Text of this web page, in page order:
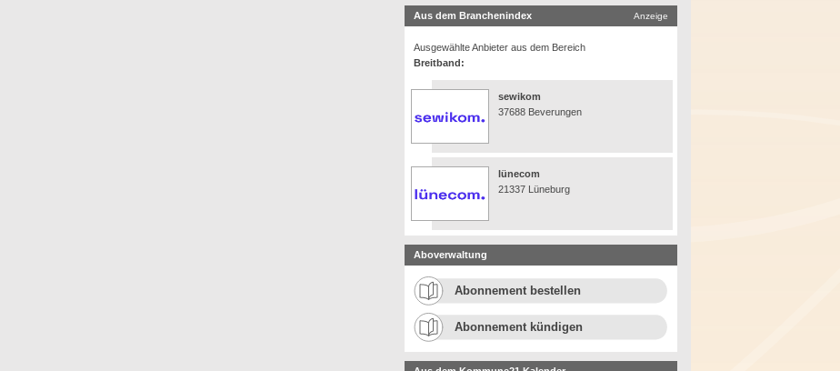
Aus dem Branchenindex Anzeige
Ausgewählte Anbieter aus dem Bereich
Breitband:
sewikom
37688 Beverungen
lünecom
21337 Lüneburg
Aboverwaltung
Abonnement bestellen
Abonnement kündigen